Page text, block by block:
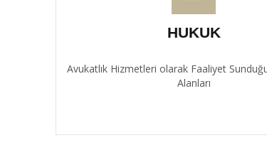
HUKUK
Avukatlık Hizmetleri olarak Faaliyet
Alanları